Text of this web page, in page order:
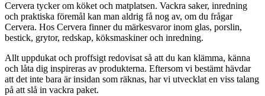
Cervera tycker om köket och matplatsen. Vackra saker, inredning
och praktiska föremål kan man aldrig få nog av, om du frågar
Cervera. Hos Cervera finner du märkesvaror inom glas, porslin,
bestick, grytor, redskap, köksmaskiner och inredning.
Allt uppdukat och proffsigt redovisat så att du kan klämma, känna
och låta dig inspireras av produkterna. Eftersom vi bestämt hävdar
att det inte bara är insidan som räknas, har vi utvecklat en viss talang
på att slå in vackra paket.